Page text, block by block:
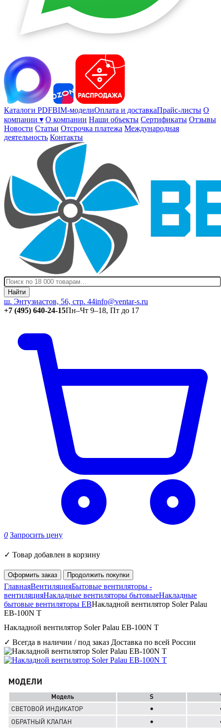
Каталоги PDFBIM-моделиОплата и доставкаПрайс-листы О
компании ▾ О компании Наши объекты Сертификаты Отзывы
Новости Статьи Отсрочка платежа Международная
деятельность Контакты
Найти
ш. Энтузиастов, 56, стр. 44info@ventar-s.ru
+7 (495) 640-24-15Пн–Чт 9–18, Пт до 17
0 Запросить цену
✓ Товар добавлен в корзину
Оформить заказ Продолжить покупки
ГлавнаяВентиляцияБытовые вентиляторы -
вентиляцияНакладные вентиляторы бытовыеНакладные
бытовые вентиляторы EBНакладной вентилятор Soler Palau
EB-100N T
Накладной вентилятор Soler Palau EB-100N T
✓ Всегда в наличии / под заказ Доставка по всей России